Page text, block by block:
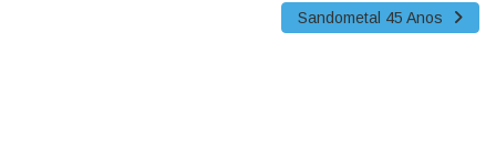
Sandometal 45 Anos